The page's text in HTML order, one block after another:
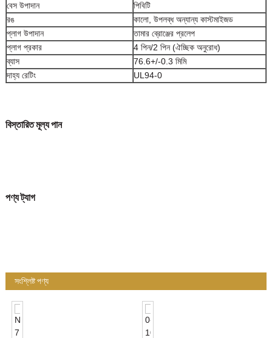
বেস উপাদান
পিবিটি
রঙ
কালো, উপলব্ধ অন্যান্য কাস্টমাইজড
প্লাগ উপাদান
তামার ব্রোঞ্জের প্রলেপ
প্লাগ প্রকার
4 পিন/2 পিন (ঐচ্ছিক অনুরোধ)
ব্যাস
76.6+/-0.3 মিমি
দাহ্য রেটিং
UL94-0
বিস্তারিত মূল্য পান
পণ্য ট্যাগ
সংশ্লিষ্ট পণ্য